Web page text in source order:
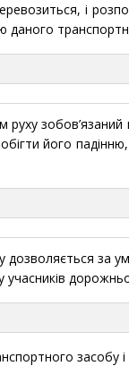
і
даного
зобов’язаний
його
дозволяється за
засобу